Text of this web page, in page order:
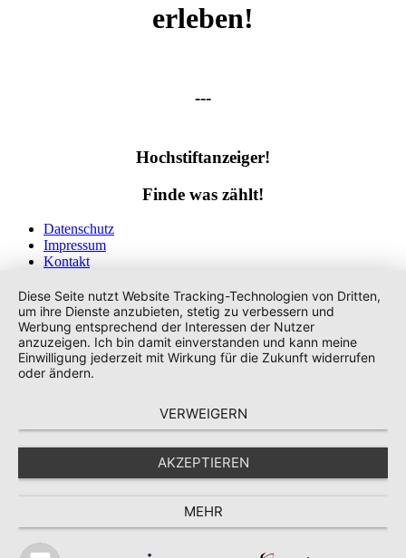
erleben!
---
Hochstiftanzeiger!
Finde was zählt!
Datenschutz
Impressum
Kontakt
Diese Seite nutzt Website Tracking-Technologien von Dritten,
um ihre Dienste anzubieten, stetig zu verbessern und
Werbung entsprechend der Interessen der Nutzer
anzuzeigen. Ich bin damit einverstanden und kann meine
Einwilligung jederzeit mit Wirkung für die Zukunft widerrufen
oder ändern.
VERWEIGERN
AKZEPTIEREN
MEHR